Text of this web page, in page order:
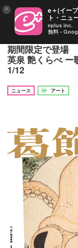
“鉄棒ぬらぬら”
期間限定で登場
英泉 艶くらべ ー
1/12
ニュース
アート
× e＋(イー
ト・ニュ
eplus inc.
無料 -